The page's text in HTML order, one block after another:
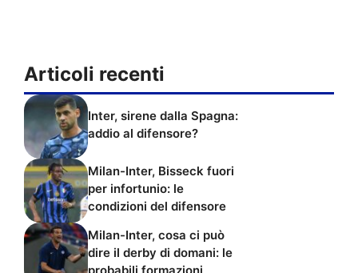
Articoli recenti
Inter, sirene dalla Spagna:
addio al difensore?
Milan-Inter, Bisseck fuori
per infortunio: le
condizioni del difensore
Milan-Inter, cosa ci può
dire il derby di domani: le